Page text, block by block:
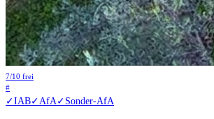
7/10 frei
#
✓IAB✓AfA✓Sonder-AfA